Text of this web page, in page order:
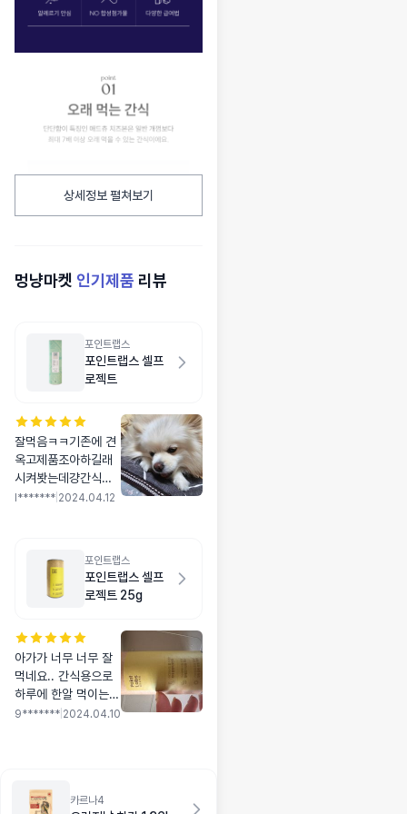
상세정보 펼쳐보기
멍냥마켓 인기제품 리뷰
포인트랩스
포인트랩스 셀프
로젝트
잘먹음ㅋㅋ기존에 견
옥고제품조아하길래
시켜봣는데걍간식이
아니라 영양제라 더좋
l******* 2024.04.12
포인트랩스
포인트랩스 셀프
로젝트 25g
아가가 너무 너무 잘
먹네요.. 간식용으로
하루에 한알 먹이는데
먹고나면 힘이 넘쳐나
9******* 2024.04.10
카르나4